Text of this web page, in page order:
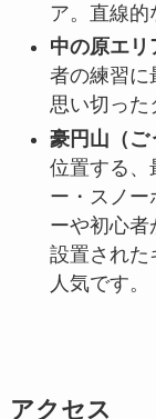
ア。直線的
中の原エリ
者の練習に
思い切った
豪円山（ご
位置する、
ー・スノー
ーや初心者
設置された
人気です。
アクセス